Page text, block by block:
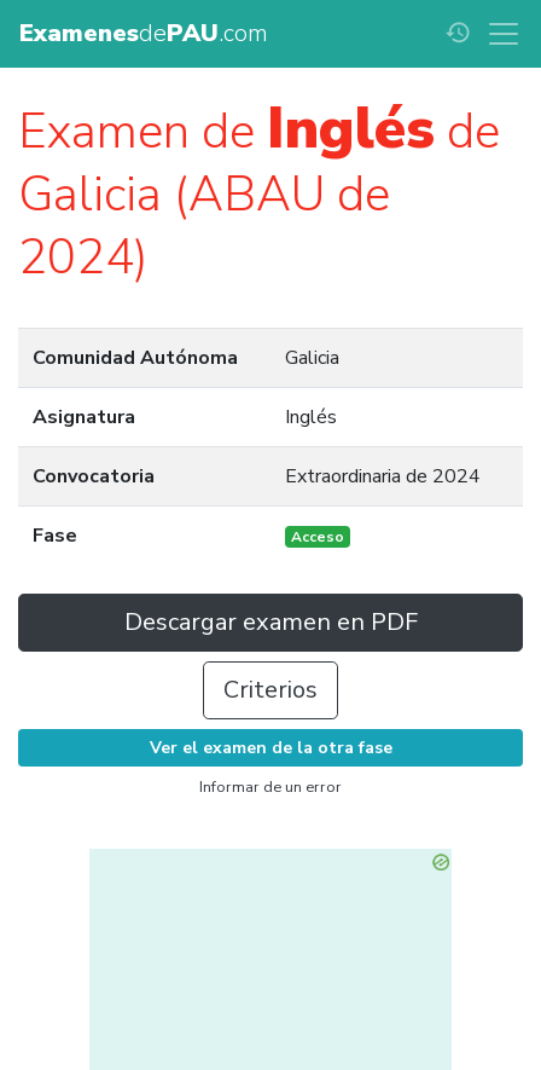
ExamenesdePAU.com history
Examen de Inglés de
Galicia (ABAU de
2024)
Comunidad Autónoma Galicia
Asignatura Inglés
Convocatoria Extraordinaria de 2024
Fase Acceso
Descargar examen en PDF
Criterios
Ver el examen de la otra fase
Informar de un error